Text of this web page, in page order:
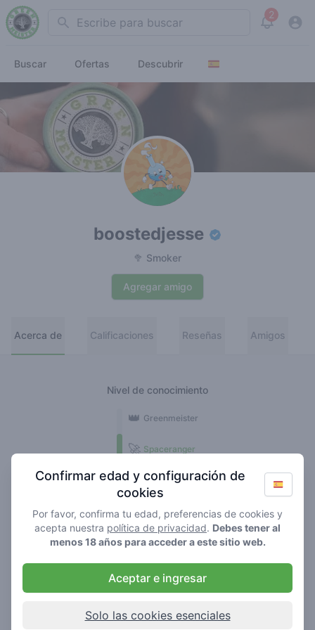
Search 2
View
Buscar Ofertas Descubrir
boostedjesse
🥦 Smoker
Agregar amigo
Acerca de Calificaciones Reseñas Amigos
Nivel de conocimiento
🍃 Smoker
🌱 Roller
🥦 Stoner
🚀 Spaceranger
👑 Greenmeister
Calificaciones
Confirmar edad y configuración de
cookies
Por favor, confirma tu edad, preferencias de cookies y
acepta nuestra política de privacidad. Debes tener al
menos 18 años para acceder a este sitio web.
Aceptar e ingresar
Solo las cookies esenciales